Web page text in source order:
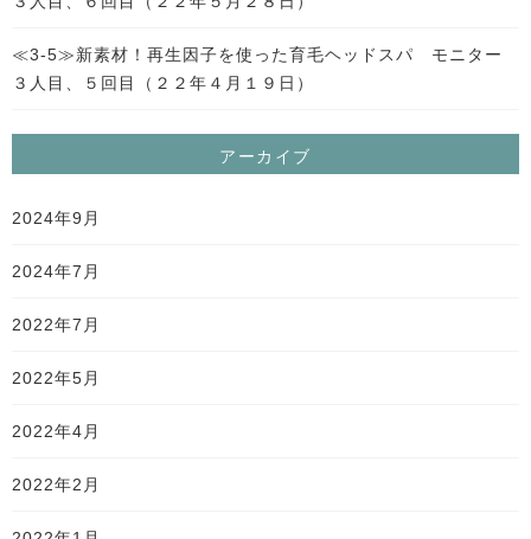
≪3-5≫新素材！再生因子を使った育毛ヘッドスパ モニター
３人目、５回目（２２年４月１９日）
アーカイブ
2024年9月
2024年7月
2022年7月
2022年5月
2022年4月
2022年2月